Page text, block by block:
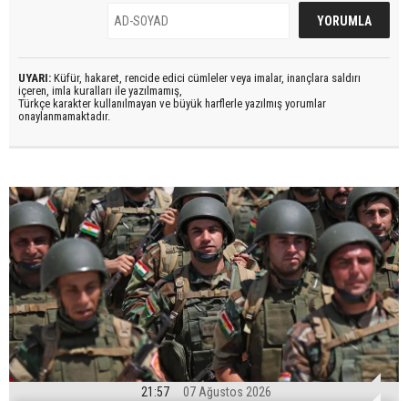
UYARI: Küfür, hakaret, rencide edici cümleler veya imalar, inançlara saldırı
içeren, imla kuralları ile yazılmamış,
Türkçe karakter kullanılmayan ve büyük harflerle yazılmış yorumlar
onaylanmamaktadır.
21:57 07 Ağustos 2026